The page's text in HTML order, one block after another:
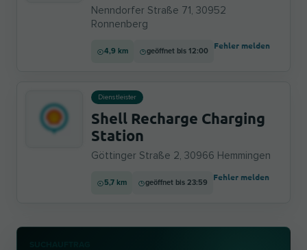
Nenndorfer Straße 71, 30952
Ronnenberg
4,9 km geöffnet bis 12:00
Fehler melden
Dienstleister
Shell Recharge Charging
Station
Göttinger Straße 2, 30966 Hemmingen
5,7 km geöffnet bis 23:59
Fehler melden